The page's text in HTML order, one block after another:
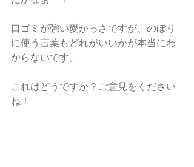
口ゴミが強い愛かっさですが、のぼり
に使う言葉もどれがいいかが本当にわ
からないです。
これはどうですか？ご意見をください
ね！